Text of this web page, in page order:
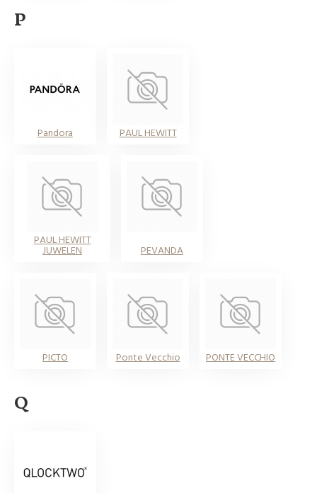
P
Pandora PAUL HEWITT
PAUL HEWITT
JUWELEN PEVANDA
PICTO Ponte Vecchio PONTE VECCHIO
Q